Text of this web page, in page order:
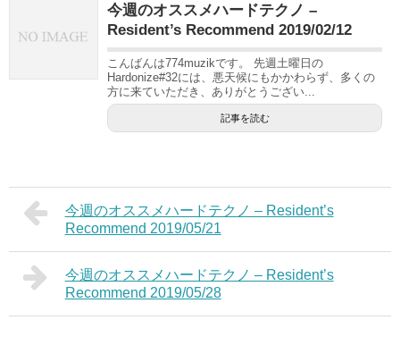
今週のオススメハードテクノ –
Resident’s Recommend 2019/02/12
こんばんは774muzikです。 先週土曜日の
Hardonize#32には、悪天候にもかかわらず、多くの
方に来ていただき、ありがとうござい...
記事を読む
今週のオススメハードテクノ – Resident’s
Recommend 2019/05/21
今週のオススメハードテクノ – Resident’s
Recommend 2019/05/28